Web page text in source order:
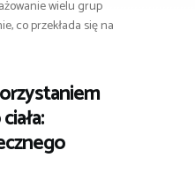
wielu grup
co przekłada się na